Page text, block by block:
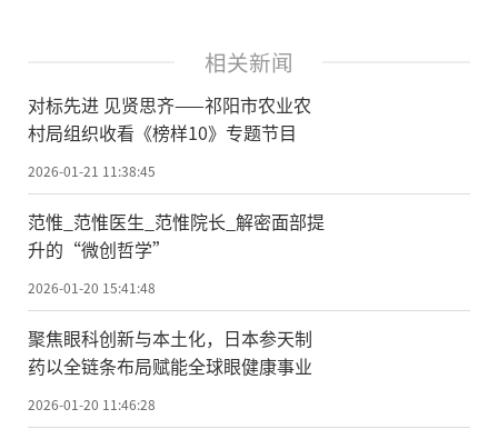
相关新闻
对标先进 见贤思齐——祁阳市农业农
村局组织收看《榜样10》专题节目
2026-01-21 11:38:45
范惟_范惟医生_范惟院长_解密面部提
升的“微创哲学”
2026-01-20 15:41:48
聚焦眼科创新与本土化，日本参天制
药以全链条布局赋能全球眼健康事业
2026-01-20 11:46:28